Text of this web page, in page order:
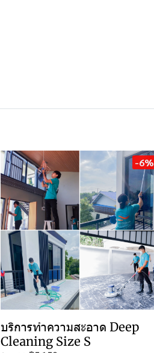
-6%
บริการทำความสะอาด Deep
Cleaning Size S